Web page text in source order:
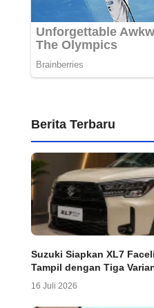
Berita Terbaru
Suzuki Siapkan XL7
Tampil dengan Tiga
16 Juli 2026